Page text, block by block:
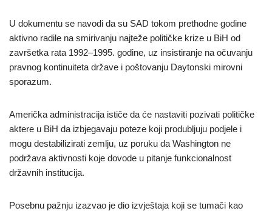
U dokumentu se navodi da su SAD tokom prethodne godine
aktivno radile na smirivanju najteže političke krize u BiH od
završetka rata 1992–1995. godine, uz insistiranje na očuvanju
pravnog kontinuiteta države i poštovanju Daytonski mirovni
sporazum.
Američka administracija ističe da će nastaviti pozivati političke
aktere u BiH da izbjegavaju poteze koji produbljuju podjele i
mogu destabilizirati zemlju, uz poruku da Washington ne
podržava aktivnosti koje dovode u pitanje funkcionalnost
državnih institucija.
Posebnu pažnju izazvao je dio izvještaja koji se tumači kao